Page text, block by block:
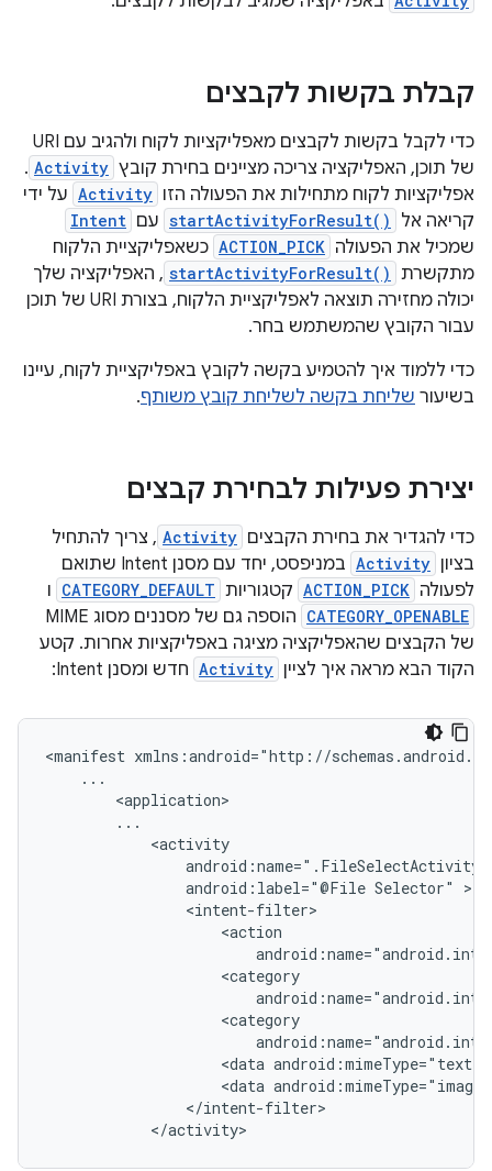
קבלת בקשות לקבצים
כדי לקבל בקשות לקבצים מאפליקציות לקוח ולהגיב עם URI
של תוכן, האפליקציה צריכה מציינים בחירת קובץ Activity
.
אפליקציות לקוח מתחילות את הפעולה הזו Activity על ידי
קריאה אל
startActivityForResult() עם Intent
שמכיל את הפעולה ACTION_PICK כשאפליקציית הלקוח
מתקשרת startActivityForResult() , האפליקציה שלך
יכולה מחזירה תוצאה לאפליקציית הלקוח, בצורת URI של תוכן
עבור הקובץ שהמשתמש בחר.
כדי ללמוד איך להטמיע בקשה לקובץ באפליקציית לקוח, עיינו
בשיעור שליחת בקשה לשליחת קובץ משותף.
יצירת פעילות לבחירת קבצים
כדי להגדיר את בחירת הקבצים Activity , צריך להתחיל
בציון Activity
במניפסט, יחד עם מסנן Intent שתואם
לפעולה ACTION_PICK קטגוריות CATEGORY_DEFAULT ו
CATEGORY_OPENABLE
הוספה גם של מסננים מסוג MIME
של הקבצים שהאפליקציה מציגה באפליקציות אחרות. קטע
הקוד הבא מראה איך לציין Activity חדש ומסנן Intent:
<manifest
android:label="@File Selector"
<data
<data
</activity>